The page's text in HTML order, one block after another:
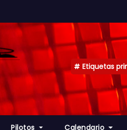
Etiquetas
Pilotos Calendario